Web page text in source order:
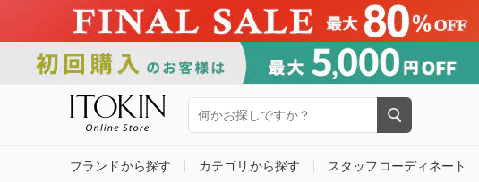
ブランドから探す カテゴリから探す スタッフコーディネート